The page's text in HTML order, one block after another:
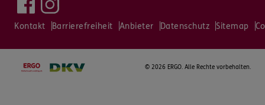
Kontakt Barrierefreiheit Anbieter Datenschutz Sitemap
© 2026 ERGO. Alle Rechte vorbehalten.